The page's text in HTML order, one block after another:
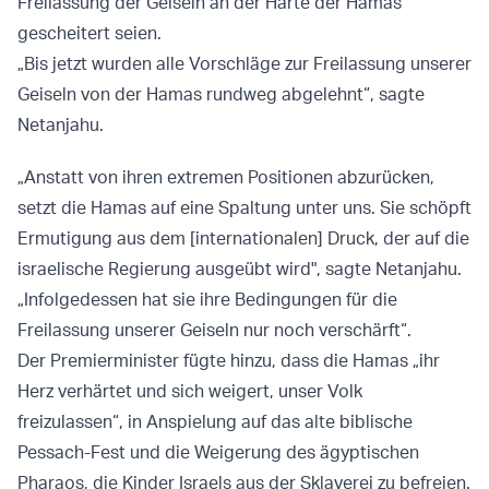
gescheitert seien.
„Bis jetzt wurden alle Vorschläge zur Freilassung unserer
Geiseln von der Hamas rundweg abgelehnt“, sagte
Netanjahu.
„Anstatt von ihren extremen Positionen abzurücken,
setzt die Hamas auf eine Spaltung unter uns. Sie schöpft
Ermutigung aus dem [internationalen] Druck, der auf die
israelische Regierung ausgeübt wird", sagte Netanjahu.
„Infolgedessen hat sie ihre Bedingungen für die
Freilassung unserer Geiseln nur noch verschärft“.
Der Premierminister fügte hinzu, dass die Hamas „ihr
Herz verhärtet und sich weigert, unser Volk
freizulassen“, in Anspielung auf das alte biblische
Pessach-Fest und die Weigerung des ägyptischen
Pharaos, die Kinder Israels aus der Sklaverei zu befreien.